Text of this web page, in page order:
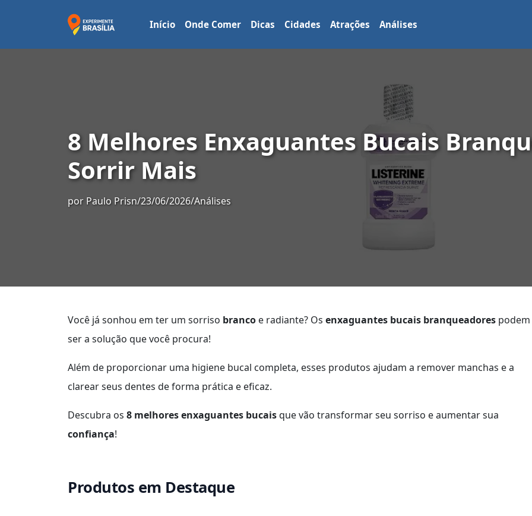
Início Onde Comer Dicas Cidades Atrações Análises
8 Melhores Enxaguantes Bucais
Sorrir Mais
por Paulo Prisn/23/06/2026/Análises
Você já sonhou em ter um sorriso branco e radiante? Os enxaguantes bucais branqueadores podem
ser a solução que você procura!
Além de proporcionar uma higiene bucal completa, esses produtos ajudam a remover manchas e a
clarear seus dentes de forma prática e eficaz.
Descubra os 8 melhores enxaguantes bucaisque vão transformar seu sorriso e aumentar sua
confiança!
Produtos em Destaque